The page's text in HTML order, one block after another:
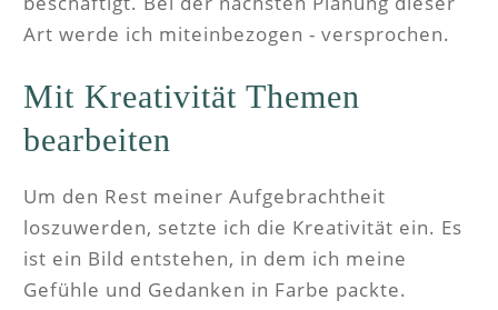
Art werde ich miteinbezogen - versprochen.
Mit Kreativität Themen
bearbeiten
Um den Rest meiner Aufgebrachtheit
loszuwerden, setzte ich die Kreativität ein. Es
ist ein Bild entstehen, in dem ich meine
Gefühle und Gedanken in Farbe packte.